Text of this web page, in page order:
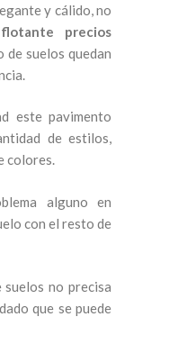
y cálido, no
precios
de suelos quedan
este pavimento
de estilos,
colores.
alguno en
con el resto de
no precisa
que se puede